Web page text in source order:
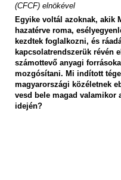
(CFCF) elnökével
Egyike voltál azoknak, akik
hazatérve roma,
kezdtek foglalkozni, és
kapcsolatrendszerük révén
számottevő anyagi
mozgósítani. Mi indított
magyarországi közéletnek
vesd bele magad valamikor
idején?